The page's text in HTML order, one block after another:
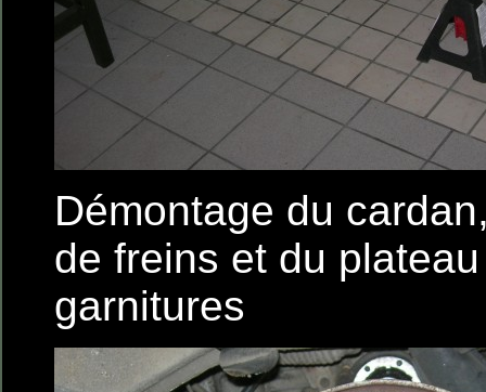
Démontage du
de freins et du
garnitures